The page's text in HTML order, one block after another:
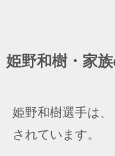
姫野和樹・家
姫野和樹選手は
されています。